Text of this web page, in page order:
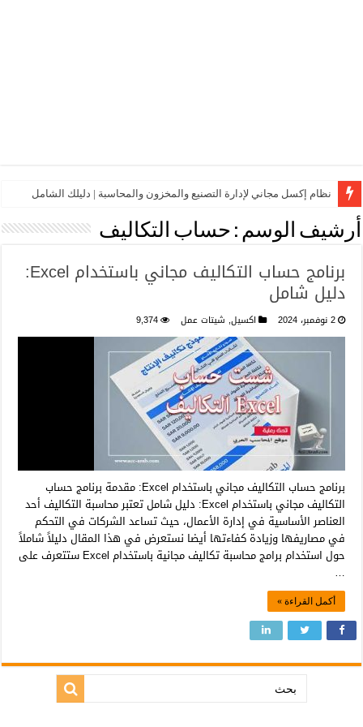
نظام إكسل مجاني لإدارة التصنيع والمخزون والمحاسبة | دليلك الشامل
أرشيف الوسم : حساب التكاليف
برنامج حساب التكاليف مجاني باستخدام Excel:
دليل شامل
2 نوفمبر، 2024 اكسيل, شيتات عمل 9,374
برنامج حساب التكاليف مجاني باستخدام Excel: مقدمة برنامج حساب
التكاليف مجاني باستخدام Excel: دليل شامل تعتبر محاسبة التكاليف أحد
العناصر الأساسية في إدارة الأعمال، حيث تساعد الشركات في التحكم
في مصاريفها وزيادة كفاءتها أيضا نستعرض في هذا المقال دليلاً شاملاً
حول استخدام برامج محاسبة تكاليف مجانية باستخدام Excel ستتعرف على
…
أكمل القراءة »
بحث: